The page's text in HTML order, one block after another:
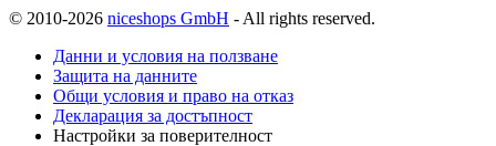
© 2010-2026 niceshops GmbH - All rights reserved.
Данни и условия на ползване
Защита на данните
Общи условия и право на отказ
Декларация за достъпност
Настройки за поверителност